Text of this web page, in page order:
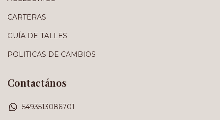
CARTERAS
GUÍA DE TALLES
POLITICAS DE CAMBIOS
Contactános
5493513086701